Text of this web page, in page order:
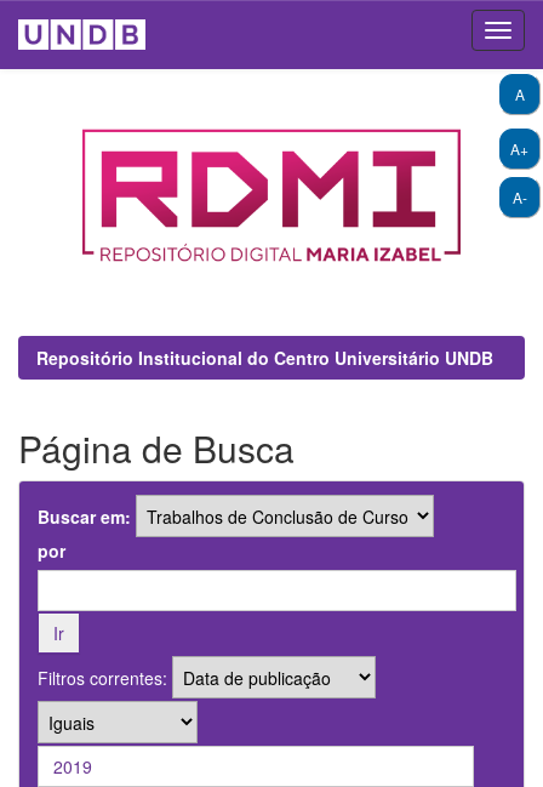
A+
A-
A
Repositório Institucional do Centro Universitário UNDB
Página de Busca
Buscar em:
por
Filtros correntes: